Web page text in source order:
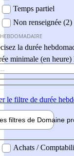
Temps partiel
Non renseignée (2)
la durée
minimale (en heure)
le filtre de durée
filtres de Domaine
professionel
Achats /